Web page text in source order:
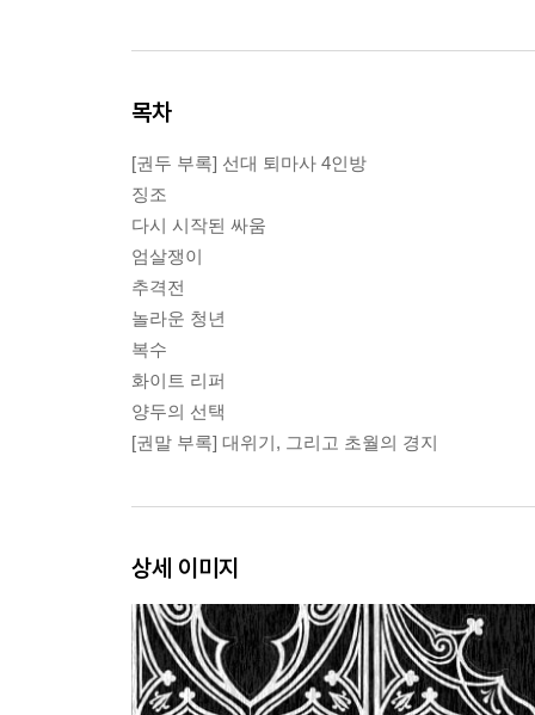
목차
[권두 부록] 선대 퇴마사 4인방
징조
다시 시작된 싸움
엄살쟁이
추격전
놀라운 청년
복수
화이트 리퍼
양두의 선택
[권말 부록] 대위기, 그리고 초월의 경지
상세 이미지